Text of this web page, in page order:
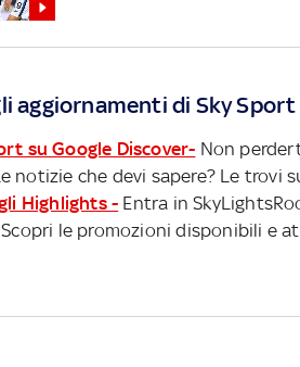
aggiornamenti di Sky Sport
su Google Discover- Non
notizie che devi sapere? Le trovi
Highlights - Entra in
Scopri le promozioni disponibili e